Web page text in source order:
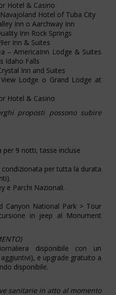
Hotel & Casino
Hotel of Tuba City
Inn o Aarchway Inn
Inn Rock Springs
Inn & Suites
– AmericaInn Lodge & Suites
Idaho Falls
Inn and Suites
Lodge o Grand Lodge at
Hotel & Casino
proposti possono subire
per 9 notti, tasse incluse
condizionata per tutta la durata
e Parchi Nazionali.
Canyon National Park > Tour
in jeep al Monument
disponibile con un
e upgrade gratuito a
disponibile.
sanitarie in atto al momento